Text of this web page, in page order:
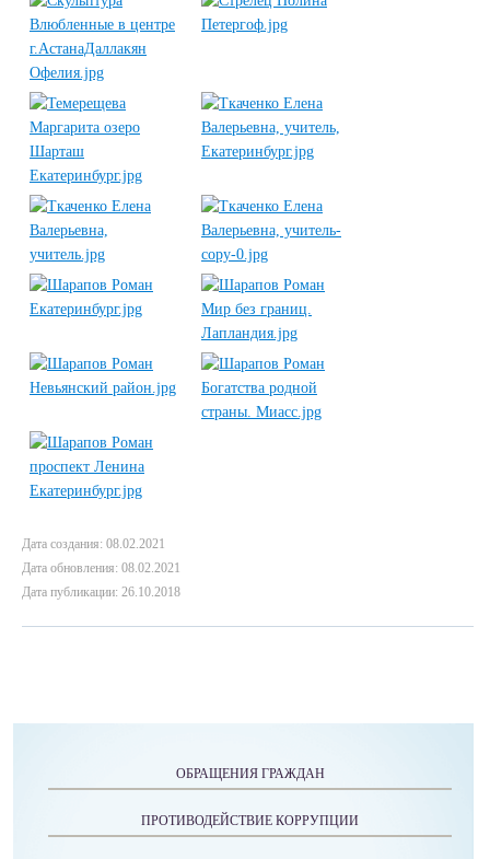
Дата создания: 08.02.2021
Дата обновления: 08.02.2021
Дата публикации: 26.10.2018
ОБРАЩЕНИЯ ГРАЖДАН
ПРОТИВОДЕЙСТВИЕ КОРРУПЦИИ